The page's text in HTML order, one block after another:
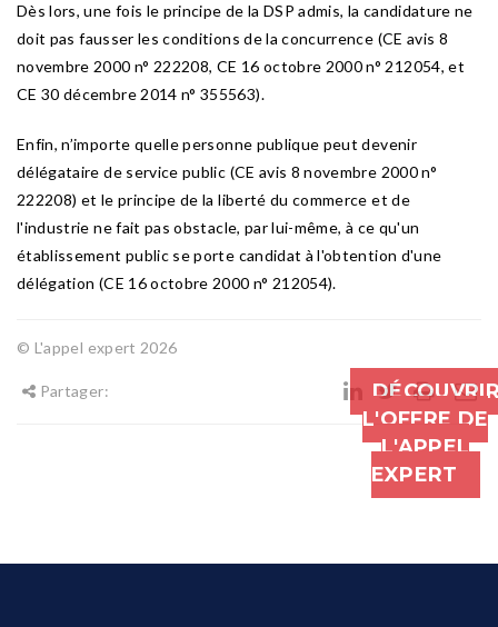
Dès lors, une fois le principe de la DSP admis, la candidature ne
doit pas fausser les conditions de la concurrence (CE avis 8
novembre 2000 n° 222208, CE 16 octobre 2000 n° 212054, et
CE 30 décembre 2014 n° 355563).
Enfin, n’importe quelle personne publique peut devenir
délégataire de service public (CE avis 8 novembre 2000 n°
222208) et le principe de la liberté du commerce et de
l'industrie ne fait pas obstacle, par lui-même, à ce qu'un
établissement public se porte candidat à l'obtention d'une
délégation (CE 16 octobre 2000 n° 212054).
© L'appel expert 2026
Partager:
L'OFFRE DE
L'APPEL
EXPERT